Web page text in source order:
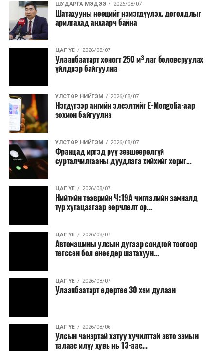
ШУДАРГА МЭДЭЭ 2026/08/07
Шатахууны нөөцийг нэмэгдүүлэх, доголдлыг
арилгахад анхаарч байна
ЦАГ ҮЕ 2026/08/07
Улаанбаатарт хоногт 250 м³ лаг боловсруулах
үйлдвэр байгуулна
УЛСТӨР НИЙГЭМ 2026/08/07
Нэгдүгээр ангийн элсэлтийг E-Mongolia-аар
зохион байгуулна
УЛСТӨР НИЙГЭМ 2026/08/07
Францад иргэд рүү зөвшөөрөлгүй
сурталчилгааны дуудлага хийхийг хориг...
ЦАГ ҮЕ 2026/08/07
Нийтийн тээврийн Ч:19А чиглэлийн замналд
түр хугацаагаар өөрчлөлт ор...
ЦАГ ҮЕ 2026/08/07
Автомашины улсын дугаар сондгой тоогоор
төгссөн бол өнөөдөр шатахуун...
ЦАГ ҮЕ 2026/08/07
Улаанбаатарт өдөртөө 30 хэм дулаан
ЦАГ ҮЕ 2026/08/06
Улсын чанартай хатуу хучилттай авто замын
талаас илүү хувь нь 13-аас...